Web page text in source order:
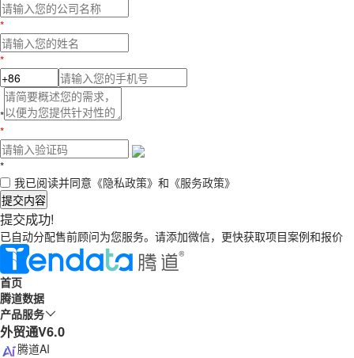
*
*
*
*
*
我已阅读并同意 《隐私政策》 和 《服务政策》
提交内容
提交成功!
已自动分配售前顾问为您服务。请添加微信，更快获取项目案例和报价
首页
腾道数据
产品服务
外贸通V6.0
腾道AI